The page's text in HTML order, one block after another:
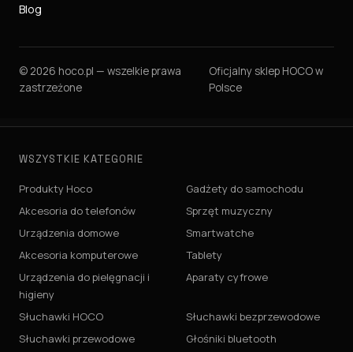
Blog
© 2026 hoco.pl — wszelkie prawa
zastrzeżone
Oficjalny sklep HOCO w
Polsce
WSZYSTKIE KATEGORIE
Produkty Hoco
Gadżety do samochodu
Akcesoria do telefonów
Sprzęt muzyczny
Urządzenia domowe
Smartwatche
Akcesoria komputerowe
Tablety
Urządzenia do pielęgnacji i
higieny
Aparaty cyfrowe
Słuchawki HOCO
Słuchawki bezprzewodowe
Słuchawki przewodowe
Głośniki bluetooth